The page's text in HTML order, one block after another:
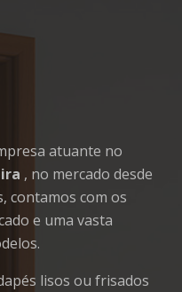
atuante no
, no mercado desde
contamos com os
e uma vasta
lisos ou frisados